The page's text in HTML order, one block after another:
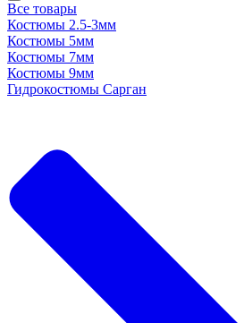
Все товары
Костюмы 2.5-3мм
Костюмы 5мм
Костюмы 7мм
Костюмы 9мм
Гидрокостюмы Сарган